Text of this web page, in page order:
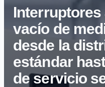
vacío de
desde la
estándar
de servicio